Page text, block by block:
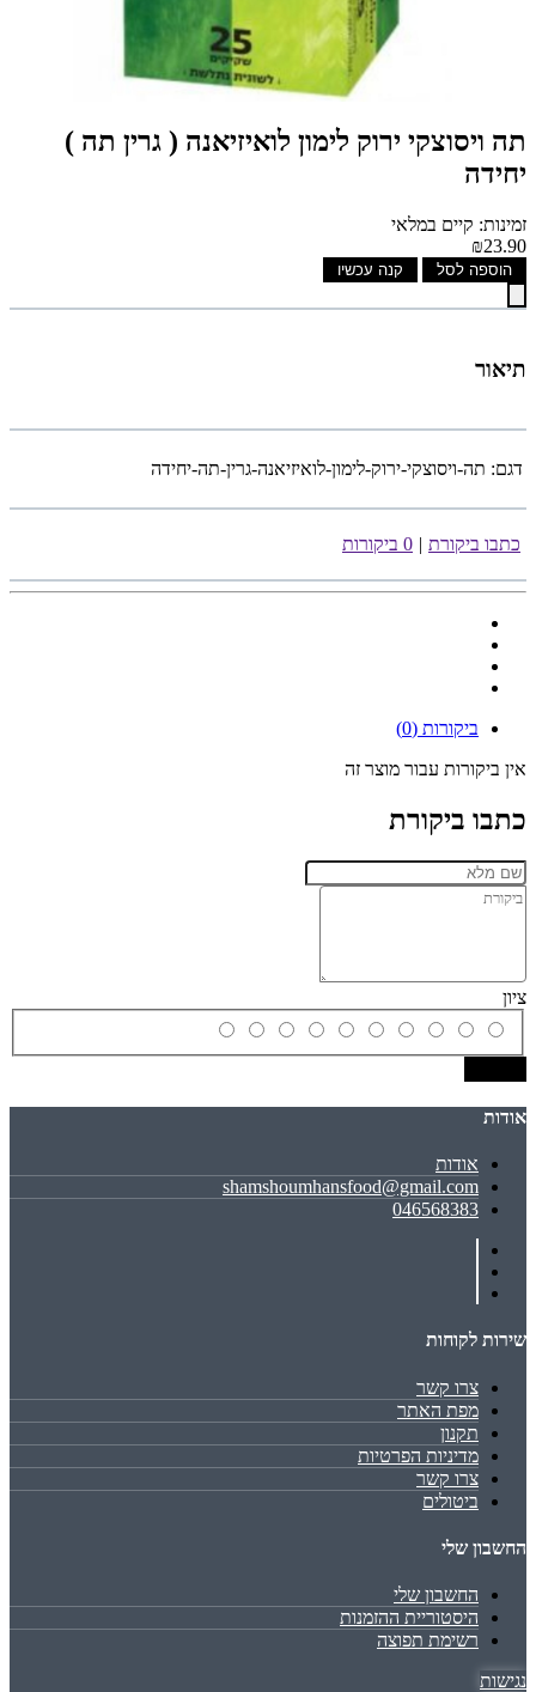
תה ויסוצקי ירוק לימון לואיזיאנה ( גרין תה )
יחידה
זמינות: קיים במלאי
₪23.90
הוספה לסל קנה עכשיו
תיאור
דגם: תה-ויסוצקי-ירוק-לימון-לואיזיאנה-גרין-תה-יחידה
כתבו ביקורת | 0 ביקורות
ביקורות (0)
אין ביקורות עבור מוצר זה
כתבו ביקורת
ציון
אודות
אודות
shamshoumhansfood@gmail.com
046568383
שירות לקוחות
צרו קשר
מפת האתר
תקנון
מדיניות הפרטיות
צרו קשר
ביטולים
החשבון שלי
החשבון שלי
היסטוריית ההזמנות
רשימת תפוצה
נגישות